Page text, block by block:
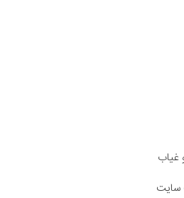
غیاب
سایت